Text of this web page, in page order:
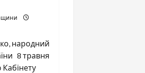
народний
8 травня
Кабінету